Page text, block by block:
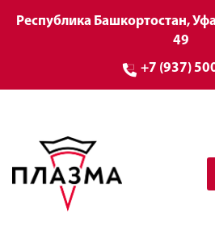
Республика Башкортостан,
49
+7 (937)